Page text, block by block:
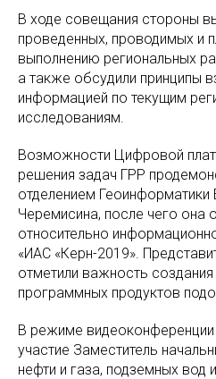
В ходе совещания стороны
проведенных, проводимых и
выполнению региональных
а также обсудили принципы
информацией по текущим
исследованиям.
Возможности Цифровой
решения задач ГРР
отделением Геоинформатики
Черемисина, после чего она
относительно
«ИАС «Керн-2019».
отметили важность
программных продуктов
В режиме видеоконференции
участие Заместитель
нефти и газа, подземных вод